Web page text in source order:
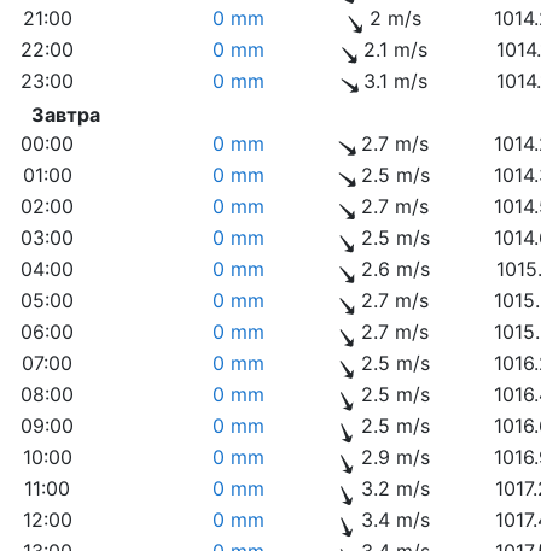
21:00
0 mm 2 m/s
22:00
0 mm 2.1 m/s
23:00
0 mm 3.1 m/s
Завтра
00:00
0 mm 2.7 m/s
01:00
0 mm 2.5 m/s
02:00
0 mm 2.7 m/s
03:00
0 mm 2.5 m/s
04:00
0 mm 2.6 m/s
05:00
0 mm 2.7 m/s
06:00
0 mm 2.7 m/s
07:00
0 mm 2.5 m/s
08:00
0 mm 2.5 m/s
09:00
0 mm 2.5 m/s
10:00
0 mm 2.9 m/s
11:00
0 mm 3.2 m/s
12:00
0 mm 3.4 m/s